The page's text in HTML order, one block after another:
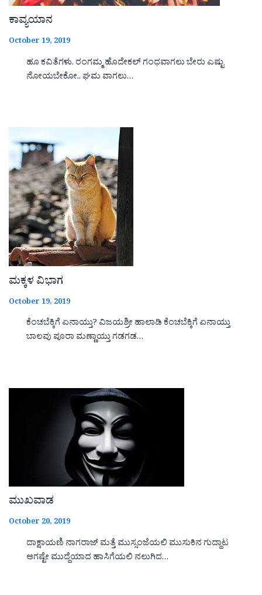
ಕಾವ್ಯಯಾನ
October 19, 2019
ಹೂ ಕವಿತೆಗಳು. ರಂಗಮ್ಮ ಹೊದೇಕಲ್ ಗಂಧವಾಗಲು ಬೇರು ಎಷ್ಟು
ನೋಯಬೇಕೋ.. ಘಮ ವಾಗಲು…
ಮಕ್ಕಳ ವಿಭಾಗ
October 19, 2019
ಕೆಂಚಬೆಕ್ಕಿಗೆ ಏನಾಯ್ತು? ವಿಜಯಶ್ರೀ ಹಾಲಾಡಿ ಕೆಂಚಬೆಕ್ಕಿಗೆ ಏನಾಯ್ತು
ಬಾಲವು ಪೂರಾ ಮಣ್ಣಾಯ್ತು ಗಡಗಡ…
ಮುಖವಾಡ
October 20, 2019
ದಾಕ್ಷಾಯಣಿ ನಾಗರಾಜ್ ಮತ್ತೆ ಮುಸ್ಸಂಜೆಯಲಿ ಮುಸುಕಿನ ಗುದ್ದಾಟ
ಆಗಷ್ಟೇ ಮುದ್ದೆಯಾದ ಹಾಸಿಗೆಯಲಿ ನಲುಗಿದ…